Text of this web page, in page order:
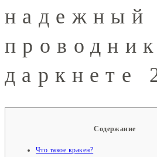
надежный
даркнете
Содержание
Что такое кракен?